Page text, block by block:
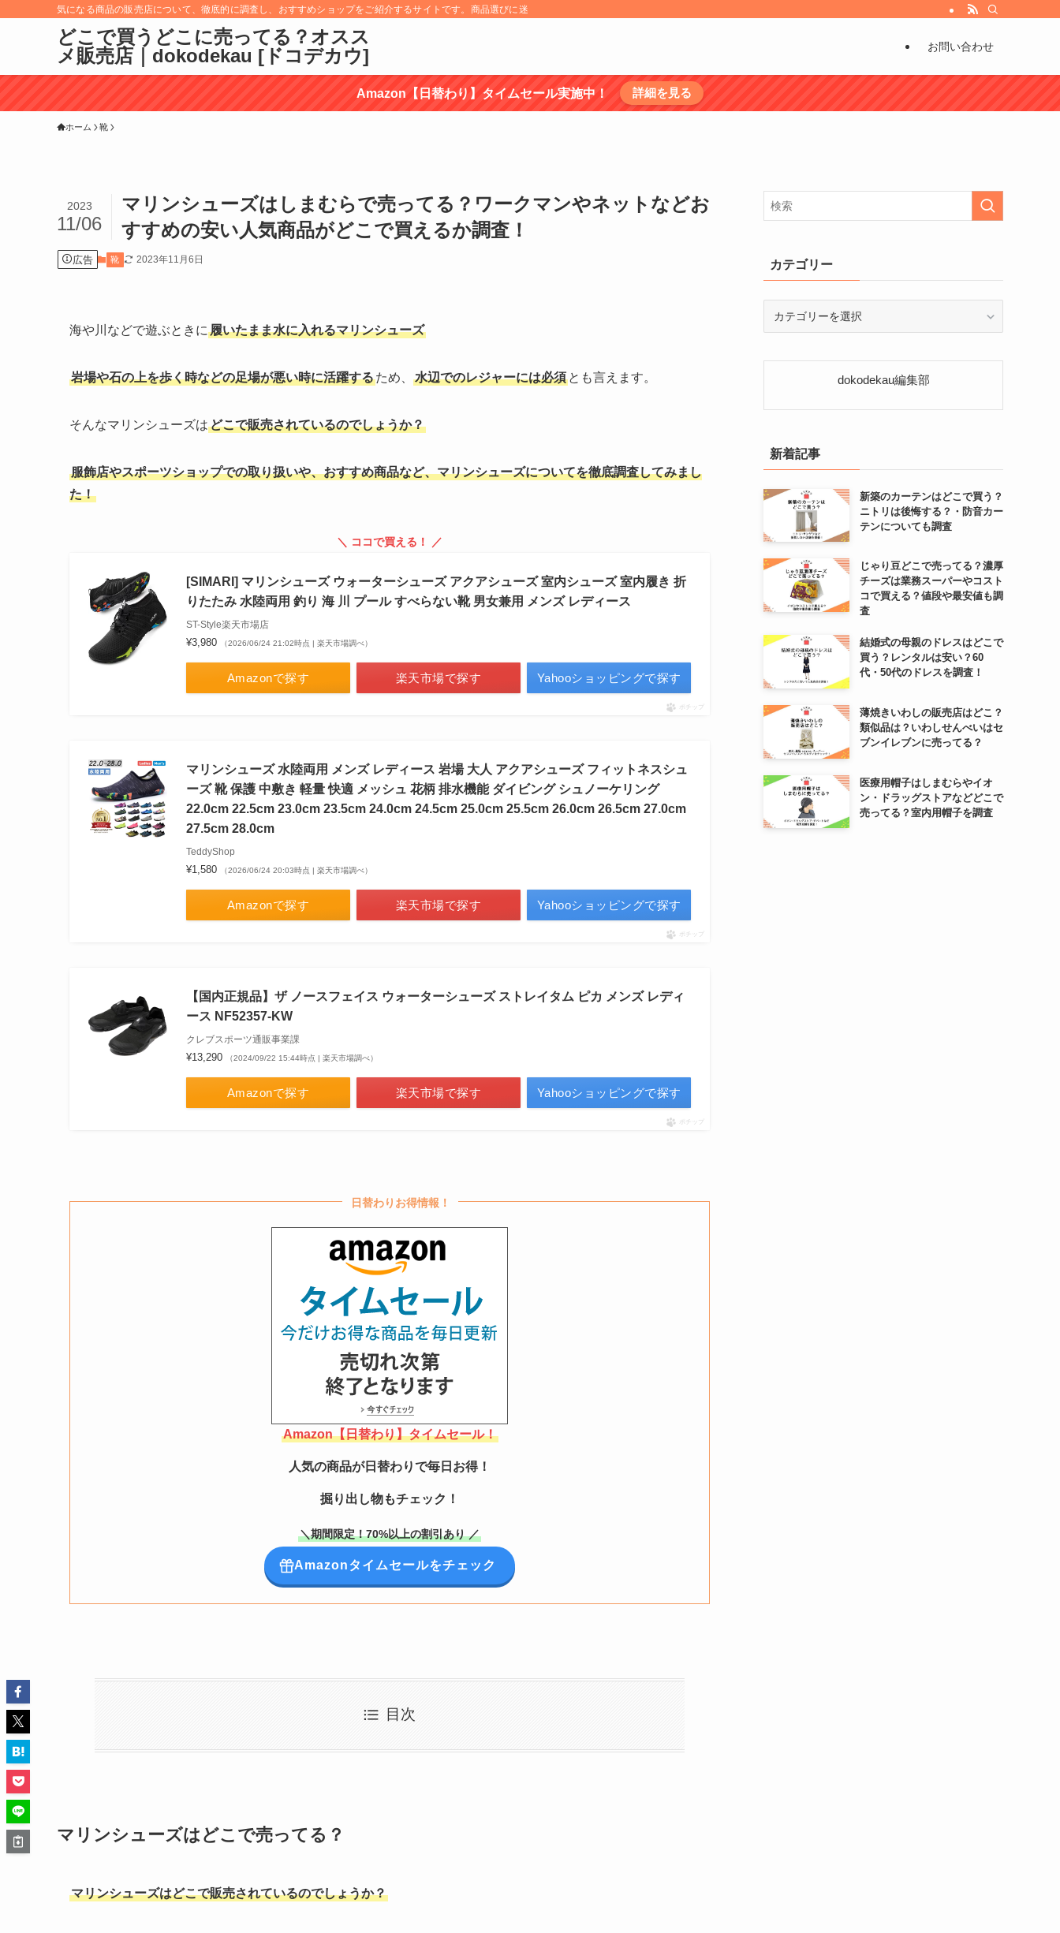
気になる商品の販売店について、徹底的に調査し、おすすめショップをご紹介するサイトです。商品選びに迷うものについては、商品の特徴を調べ選び方などもお伝えしています。
どこで買うどこに売ってる？オスス
メ販売店｜dokodekau [ドコデカウ]
お問い合わせ
Amazon【日替わり】タイムセール実施中！ 詳細を見る
ホーム 靴
マリンシューズはしまむらで売ってる？ワークマンやネットなどお
すすめの安い人気商品がどこで買えるか調査！
2023
11/06
広告 靴 2023年11月6日
海や川などで遊ぶときに 履いたまま水に入れるマリンシューズ
岩場や石の上を歩く時などの足場が悪い時に活躍するため、 水辺でのレジャーには必須 とも言えます。
そんなマリンシューズはどこで販売されているのでしょうか？
服飾店やスポーツショップでの取り扱いや、おすすめ商品など、マリンシューズについてを徹底調査してみまし
た！
＼ ココで買える！ ／
[SIMARI] マリンシューズ ウォーターシューズ アクアシューズ 室内シューズ 室内履き 折
りたたみ 水陸両用 釣り 海 川 プール すべらない靴 男女兼用 メンズ レディース
ST-Style楽天市場店
¥3,980 （2026/06/24 21:02時点 | 楽天市場調べ）
Amazonで探す 楽天市場で探す Yahooショッピングで探す
ポチップ
マリンシューズ 水陸両用 メンズ レディース 岩場 大人 アクアシューズ フィットネスシュ
ーズ 靴 保護 中敷き 軽量 快適 メッシュ 花柄 排水機能 ダイビング シュノーケリング
22.0cm 22.5cm 23.0cm 23.5cm 24.0cm 24.5cm 25.0cm 25.5cm 26.0cm 26.5cm 27.0cm
27.5cm 28.0cm
TeddyShop
¥1,580 （2026/06/24 20:03時点 | 楽天市場調べ）
Amazonで探す 楽天市場で探す Yahooショッピングで探す
ポチップ
【国内正規品】ザ ノースフェイス ウォーターシューズ ストレイタム ピカ メンズ レディ
ース NF52357-KW
クレブスポーツ通販事業課
¥13,290 （2024/09/22 15:44時点 | 楽天市場調べ）
Amazonで探す 楽天市場で探す Yahooショッピングで探す
ポチップ
日替わりお得情報！
Amazon【日替わり】タイムセール！
人気の商品が日替わりで毎日お得！
掘り出し物もチェック！
＼期間限定！70%以上の割引あり ／
Amazonタイムセールをチェック
目次
マリンシューズはどこで売ってる？
マリンシューズはどこで販売されているのでしょうか？
カテゴリー
リ
dokodekau編集部
新着記事
新築のカーテンはどこで買う？
ニトリは後悔する？・防音カー
テンについても調査
じゃり豆どこで売ってる？濃厚
チーズは業務スーパーやコスト
コで買える？値段や最安値も調
査
結婚式の母親のドレスはどこで
買う？レンタルは安い？60
代・50代のドレスを調査！
薄焼きいわしの販売店はどこ？
類似品は？いわしせんべいはセ
ブンイレブンに売ってる？
医療用帽子はしまむらやイオ
ン・ドラッグストアなどどこで
売ってる？室内用帽子を調査